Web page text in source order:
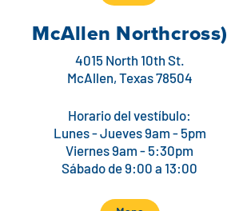
McAllen Northcross)
4015 North 10th St.
McAllen, Texas 78504
Horario del vestíbulo:
Lunes - Jueves 9am - 5pm
Viernes 9am - 5:30pm
Sábado de 9:00 a 13:00